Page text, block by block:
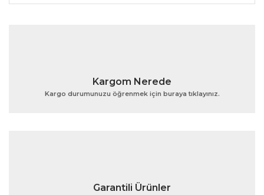
Bu ürünün fiyat bilgisi, resim, ürün açıklamalarında ve
Ürün açıklamasında eksik bilgiler bulunuyor.
Kargom Nerede
Kargo durumunuzu öğrenmek için buraya tıklayınız.
Garantili Ürünler